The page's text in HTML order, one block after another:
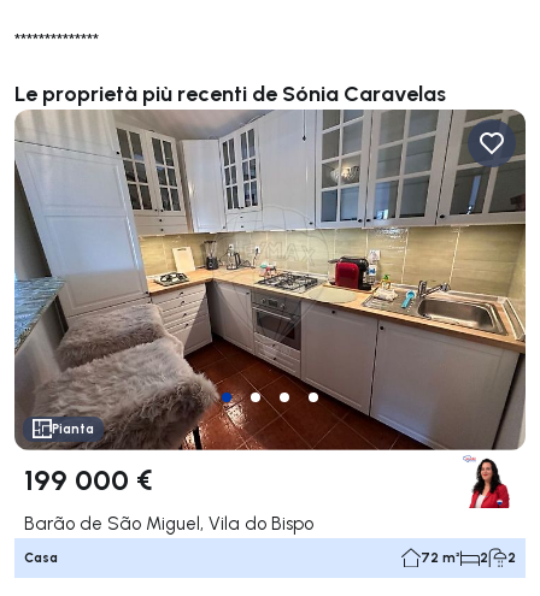
**************
Le proprietà più recenti de Sónia Caravelas
Pianta
199 000 €
Barão de São Miguel, Vila do Bispo
Casa 72 m² 2 2